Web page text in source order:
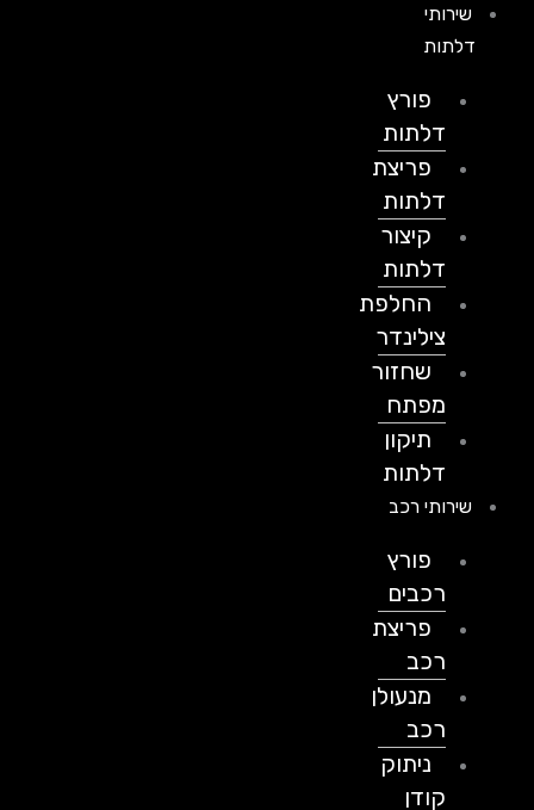
שירותי
דלתות
פורץ
דלתות
פריצת
דלתות
קיצור
דלתות
החלפת
צילינדר
שחזור
מפתח
תיקון
דלתות
שירותי רכב
פורץ
רכבים
פריצת
מנעולן
ניתוק